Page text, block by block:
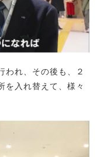
われ、その後も、２
を入れ替えて、様々